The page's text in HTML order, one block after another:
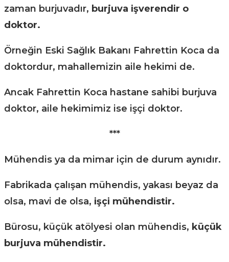
zaman burjuvadır, burjuva işverendir o
doktor.
Örneğin Eski Sağlık Bakanı Fahrettin Koca da
doktordur, mahallemizin aile hekimi de.
Ancak Fahrettin Koca hastane sahibi burjuva
doktor, aile hekimimiz ise işçi doktor.
***
Mühendis ya da mimar için de durum aynıdır.
Fabrikada çalışan mühendis, yakası beyaz da
olsa, mavi de olsa, işçi mühendistir.
Bürosu, küçük atölyesi olan mühendis, küçük
burjuva mühendistir.